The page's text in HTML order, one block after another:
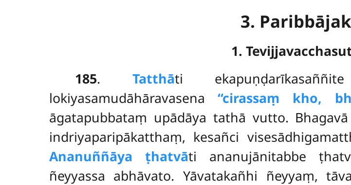
3.
1.
185. Tatthāti
lokiyasamudāhāravasena‘‘cirassaṃ kho,
āgatapubbataṃ upādāya tathā vutto.
indriyaparipākatthaṃ, kesañci
Ananuññāya ṭhatvāti ananujānitabbe
ñeyyassa abhāvato. Yāvatakañhi ñeyyaṃ,